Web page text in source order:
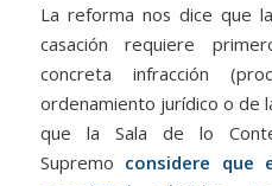
La reforma nos dice que
casación requiere
concreta infracción
ordenamiento jurídico o de
que la Sala de lo
Supremo considere que